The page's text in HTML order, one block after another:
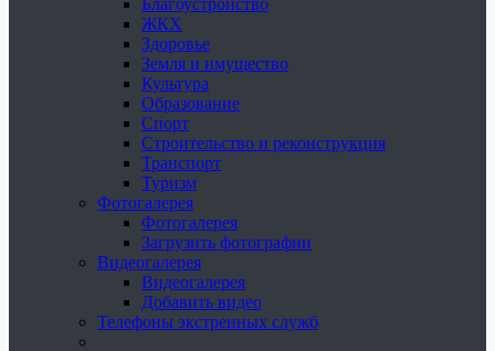
Благоустройство
ЖКХ
Здоровье
Земля и имущество
Культура
Образование
Спорт
Строительство и реконструкция
Транспорт
Туризм
Фотогалерея
Фотогалерея
Загрузить фотографии
Видеогалерея
Видеогалерея
Добавить видео
Телефоны экстренных служб